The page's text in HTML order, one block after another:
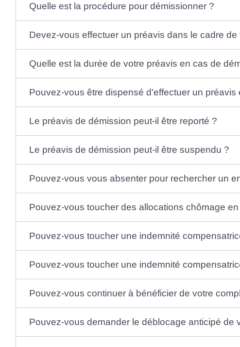
Quelle est la procédure pour démissionner ?
Devez-vous effectuer un préavis dans le cadre
Quelle est la durée de votre préavis en cas de
Pouvez-vous être dispensé d'effectuer un préavis
Le préavis de démission peut-il être reporté ?
Le préavis de démission peut-il être suspendu ?
Pouvez-vous vous absenter pour rechercher un
Pouvez-vous toucher des allocations chômage
Pouvez-vous toucher une indemnité
Pouvez-vous toucher une indemnité
Pouvez-vous continuer à bénéficier de votre
Pouvez-vous demander le déblocage anticipé de